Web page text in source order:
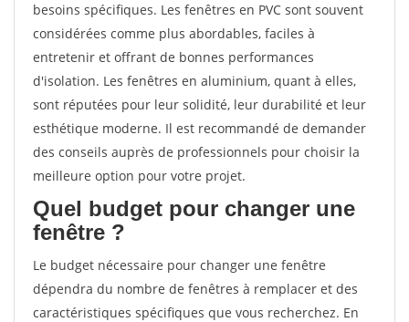
besoins spécifiques. Les fenêtres en PVC sont souvent
considérées comme plus abordables, faciles à
entretenir et offrant de bonnes performances
d'isolation. Les fenêtres en aluminium, quant à elles,
sont réputées pour leur solidité, leur durabilité et leur
esthétique moderne. Il est recommandé de demander
des conseils auprès de professionnels pour choisir la
meilleure option pour votre projet.
Quel budget pour changer une
fenêtre ?
Le budget nécessaire pour changer une fenêtre
dépendra du nombre de fenêtres à remplacer et des
caractéristiques spécifiques que vous recherchez. En